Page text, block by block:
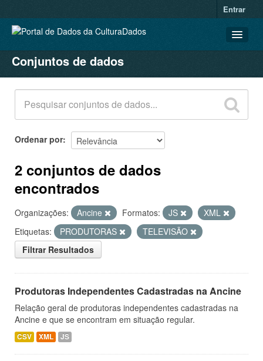
Entrar
CONJUNTOS DE DADOS
ORGANIZAÇÕES
GRUPOS
SOBRE
Conjuntos de dados
Ordenar por
2 conjuntos de dados
encontrados
Organizações: Ancine Formatos: JS
XML
Etiquetas:
PRODUTORAS
TELEVISÃO
Filtrar Resultados
Produtoras Independentes Cadastradas na Ancine
Relação geral de produtoras independentes cadastradas na
Ancine e que se encontram em situação regular.
CSV XML JS